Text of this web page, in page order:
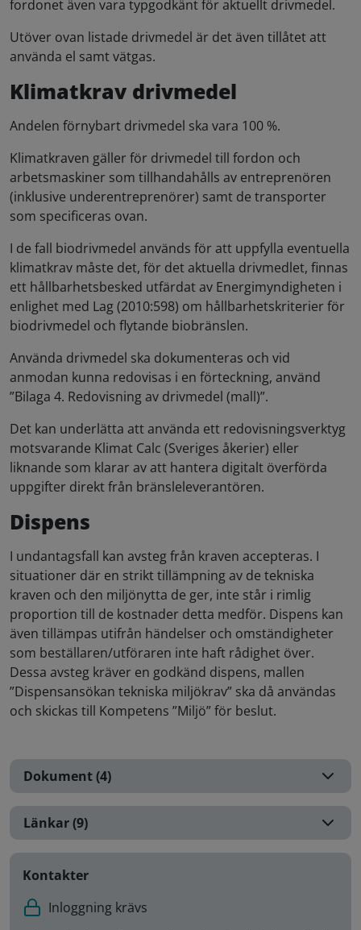
fordonet även vara typgodkänt för aktuellt drivmedel.
Utöver ovan listade drivmedel är det även tillåtet att
använda el samt vätgas.
Klimatkrav drivmedel
Andelen förnybart drivmedel ska vara 100 %.
Klimatkraven gäller för drivmedel till fordon och
arbetsmaskiner som tillhandahålls av entreprenören
(inklusive underentreprenörer) samt de transporter
som specificeras ovan.
I de fall biodrivmedel används för att uppfylla eventuella
klimatkrav måste det, för det aktuella drivmedlet, finnas
ett hållbarhetsbesked utfärdat av Energimyndigheten i
enlighet med Lag (2010:598) om hållbarhetskriterier för
biodrivmedel och flytande biobränslen.
Använda drivmedel ska dokumenteras och vid
anmodan kunna redovisas i en förteckning, använd
”Bilaga 4. Redovisning av drivmedel (mall)”.
Det kan underlätta att använda ett redovisningsverktyg
motsvarande Klimat Calc (Sveriges åkerier) eller
liknande som klarar av att hantera digitalt överförda
uppgifter direkt från bränsleleverantören.
Dispens
I undantagsfall kan avsteg från kraven accepteras. I
situationer där en strikt tillämpning av de tekniska
kraven och den miljönytta de ger, inte står i rimlig
proportion till de kostnader detta medför. Dispens kan
även tillämpas utifrån händelser och omständigheter
som beställaren/utföraren inte haft rådighet över.
Dessa avsteg kräver en godkänd dispens, mallen
”Dispensansökan tekniska miljökrav” ska då användas
och skickas till Kompetens ”Miljö” för beslut.
Dokument (4)
Länkar (9)
Kontakter
Inloggning krävs